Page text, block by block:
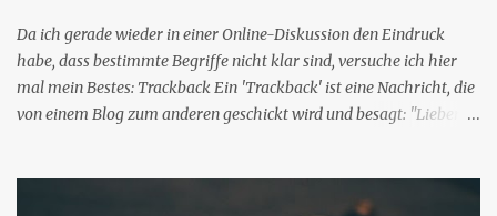
Da ich gerade wieder in einer Online-Diskussion den Eindruck
habe, dass bestimmte Begriffe nicht klar sind, versuche ich hier
mal mein Bestes: Trackback Ein 'Trackback' ist eine Nachricht, die
von einem Blog zum anderen geschickt wird und besagt: "Lieber